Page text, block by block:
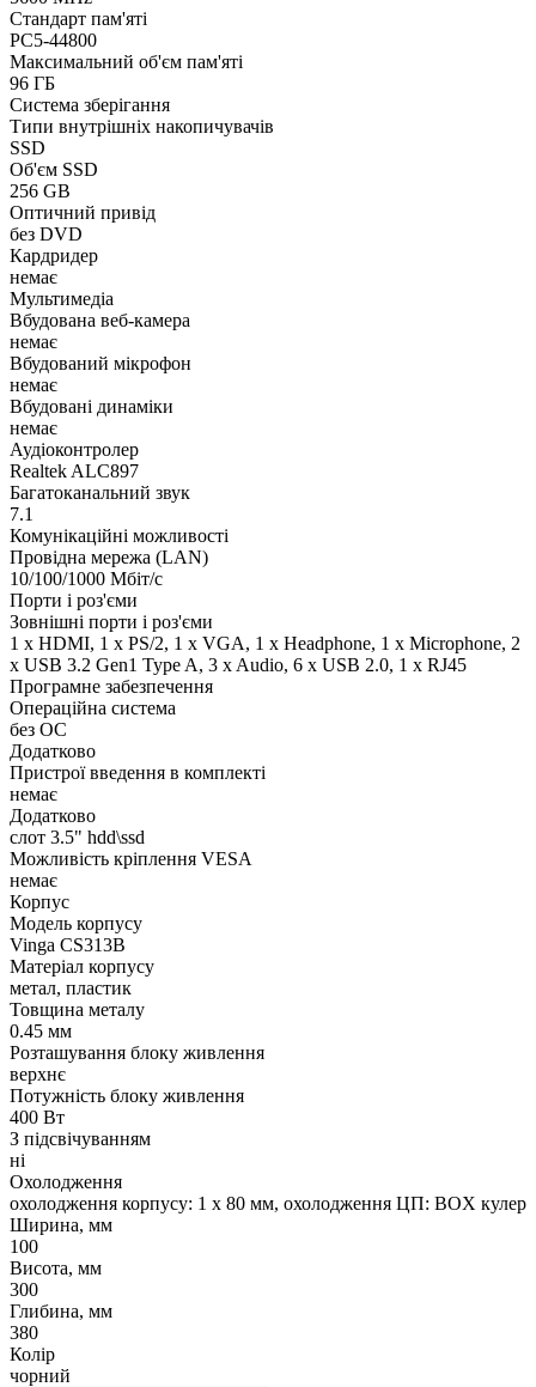
Стандарт пам'яті
PC5-44800
Максимальний об'єм пам'яті
96 ГБ
Система зберігання
Типи внутрішніх накопичувачів
SSD
Об'єм SSD
256 GB
Оптичний привід
без DVD
Кардридер
немає
Мультимедіа
Вбудована веб-камера
немає
Вбудований мікрофон
немає
Вбудовані динаміки
немає
Аудіоконтролер
Realtek ALC897
Багатоканальний звук
7.1
Комунікаційні можливості
Провідна мережа (LAN)
10/100/1000 Мбіт/с
Порти і роз'єми
Зовнішні порти і роз'єми
1 x HDMI, 1 x PS/2, 1 x VGA, 1 x Нeadphone, 1 х Microphone, 2
x USB 3.2 Gen1 Type A, 3 x Audio, 6 x USB 2.0, 1 x RJ45
Програмне забезпечення
Операційна система
без ОС
Додатково
Пристрої введення в комплекті
немає
Додатково
слот 3.5" hdd\ssd
Можливість кріплення VESA
немає
Корпус
Модель корпусу
Vinga CS313B
Матеріал корпусу
метал, пластик
Товщина металу
0.45 мм
Розташування блоку живлення
верхнє
Потужність блоку живлення
400 Вт
З підсвічуванням
ні
Охолодження
охолодження корпусу: 1 x 80 мм, охолодження ЦП: BOX кулер
Ширина, мм
100
Висота, мм
300
Глибина, мм
380
Колір
чорний